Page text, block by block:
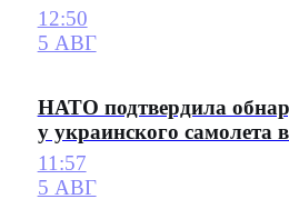
12:50
5 АВГ
НАТО подтвердила
у украинского самолета
11:57
5 АВГ